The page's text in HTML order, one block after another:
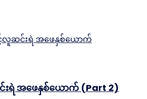
ရဲ အဖေနှစ်ယောက် (Part 2)